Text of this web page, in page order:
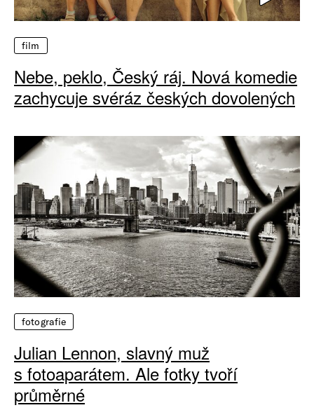
film
Nebe, peklo, Český ráj. Nová komedie
zachycuje svéráz českých dovolených
fotografie
Julian Lennon, slavný muž
s fotoaparátem. Ale fotky tvoří
průměrné